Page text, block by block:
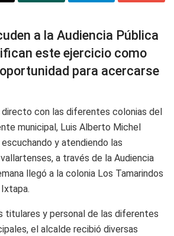
a la Audiencia Pública
este ejercicio como
para acercarse
directo con las diferentes colonias del
municipal, Luis Alberto Michel
y atendiendo las
a través de la Audiencia
llegó a la colonia Los Tamarindos
titulares y personal de las diferentes
el alcalde recibió diversas